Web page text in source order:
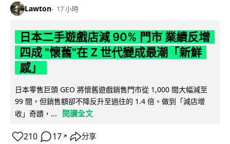
Lawton 17 小時
日本二手遊戲店減 90% 門市 業績反增
四成 "懷舊"在 Z 世代變成最潮「新鮮
感」
日本零售巨頭 GEO 將懷舊遊戲銷售門市從 1,000 間大幅減至
99 間，但銷售額卻不降反升至過往的 1.4 倍。做到「減店增
收」奇蹟，...
閱讀全文
210 17 ↗ 分享